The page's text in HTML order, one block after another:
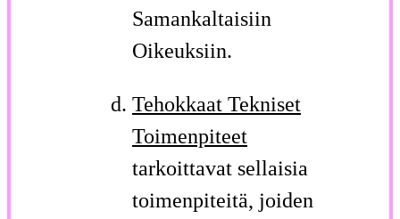
Samankaltaisiin
Oikeuksiin.
Tehokkaat Tekniset
Toimenpiteet
tarkoittavat sellaisia
toimenpiteitä, joiden